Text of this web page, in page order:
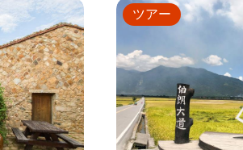
ツアー